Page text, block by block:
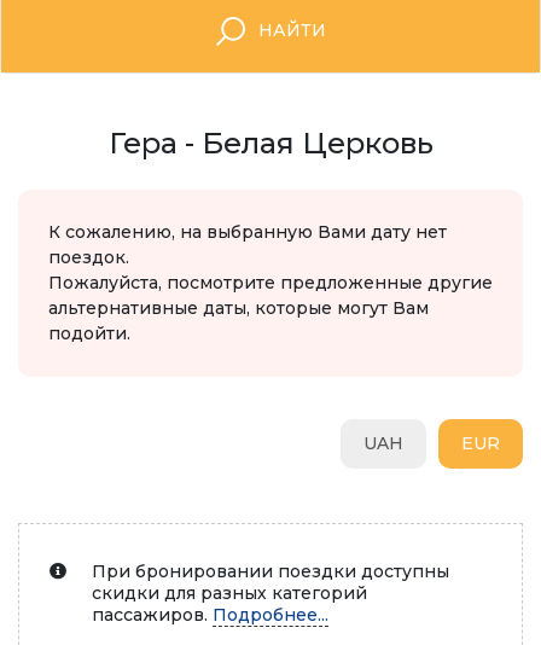
НАЙТИ
Гера - Белая Церковь
К сожалению, на выбранную Вами дату нет
поездок.
Пожалуйста, посмотрите предложенные другие
альтернативные даты, которые могут Вам
подойти.
EUR
UAH
При бронировании поездки доступны
скидки для разных категорий
пассажиров. Подробнее...